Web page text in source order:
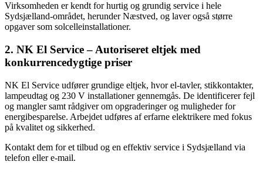
Virksomheden er kendt for hurtig og grundig service i hele
Sydsjælland-området, herunder Næstved, og laver også større
opgaver som solcelleinstallationer.
2. NK El Service – Autoriseret eltjek med
konkurrencedygtige priser
NK El Service udfører grundige eltjek, hvor el-tavler, stikkontakter,
lampeudtag og 230 V installationer gennemgås. De identificerer fejl
og mangler samt rådgiver om opgraderinger og muligheder for
energibesparelse. Arbejdet udføres af erfarne elektrikere med fokus
på kvalitet og sikkerhed.
Kontakt dem for et tilbud og en effektiv service i Sydsjælland via
telefon eller e-mail.